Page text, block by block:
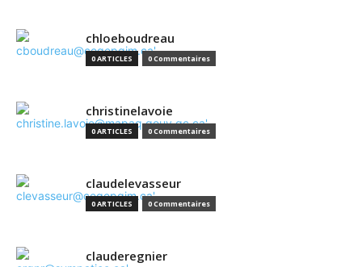
chloeboudreau
0 ARTICLES 0 Commentaires
christinelavoie
0 ARTICLES 0 Commentaires
claudelevasseur
0 ARTICLES 0 Commentaires
clauderegnier